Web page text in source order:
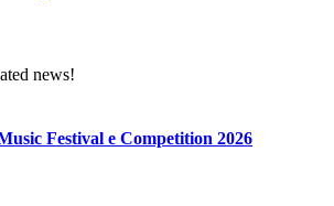
news!
Festival e Competition 2026